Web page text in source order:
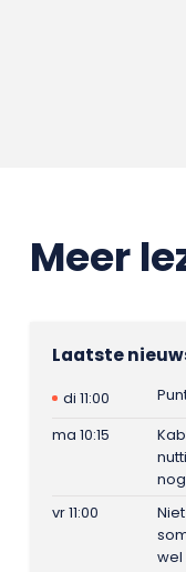
Meer
Laatste
di 11:00
ma 10:15
vr 11:00